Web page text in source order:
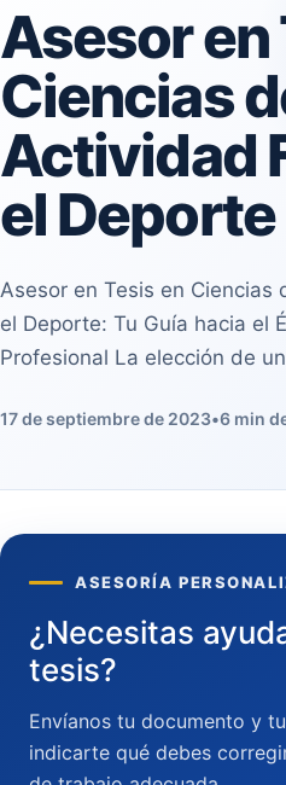
Asesor en
Ciencias
Actividad
el Deporte
Asesor en Tesis en Ciencias
el Deporte: Tu Guía hacia el
Profesional La elección de
17 de septiembre de 2023•6 min
ASESORÍA
¿Necesitas
tesis?
Envíanos tu documento y
indicarte qué debes